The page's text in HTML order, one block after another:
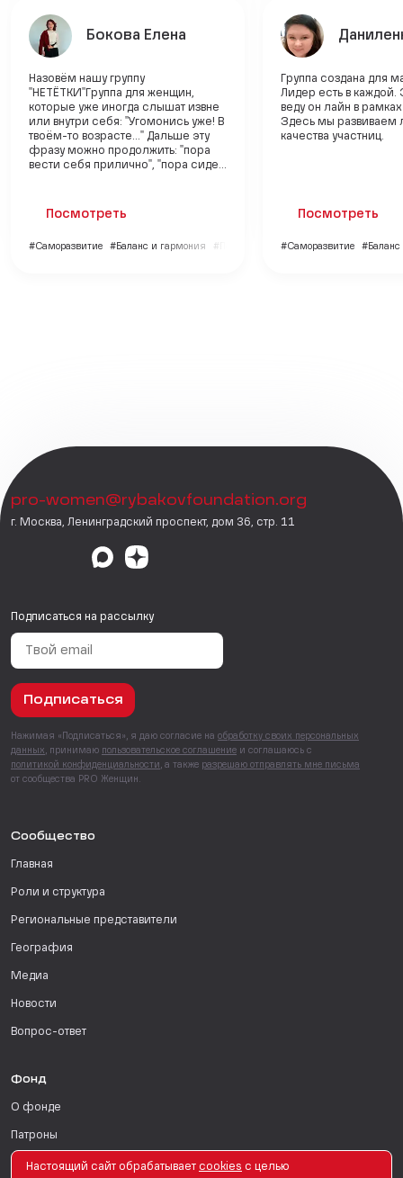
Бокова Елена
Назовём нашу группу
"НЕТЁТКИ"Группа для женщин,
которые уже иногда слышат извне
или внутри себя: "Угомонись уже! В
твоём-то возрасте..." Дальше эту
фразу можно продолжить: "пора
вести себя прилично", "пора сиде...
Посмотреть
#Саморазвитие #Баланс и гармония #Психология
Группа создана для
Лидер есть в каждой.
веду он лайн в
Здесь мы развиваем
качества участниц.
Посмотреть
#Саморазвитие
pro-women@rybakovfoundation.org
г. Москва, Ленинградский проспект, дом 36, стр. 11
Подписаться на рассылку
Подписаться
Нажимая «Подписаться», я даю согласие на обработку своих персональных
данных , принимаю пользовательское соглашение и соглашаюсь с
политикой конфиденциальности , а также разрешаю отправлять мне письма
от сообщества PRO Женщин.
Сообщество
Главная
Роли и структура
Региональные представители
География
Медиа
Новости
Вопрос-ответ
Фонд
О фонде
Патроны
Поддержать
Настоящий сайт обрабатывает сookies с целью